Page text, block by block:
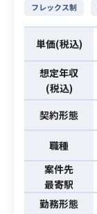
必須スキル
フレックス制
単価(税込)
想定年収
(税込)
契約形態
職種
案件先
最寄駅
勤務形態